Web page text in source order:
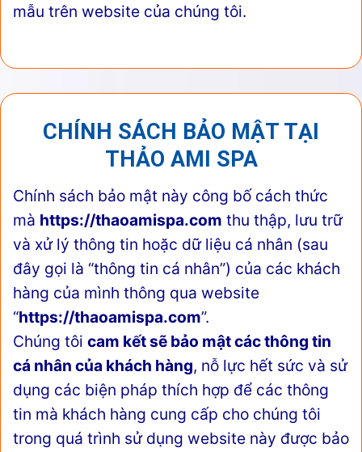
mẫu trên website của chúng tôi.
CHÍNH SÁCH BẢO MẬT TẠI
THẢO AMI SPA
Chính sách bảo mật này công bố cách thức
mà https://thaoamispa.com thu thập, lưu trữ
và xử lý thông tin hoặc dữ liệu cá nhân (sau
đây gọi là “thông tin cá nhân”) của các khách
hàng của mình thông qua website
“https://thaoamispa.com”.
Chúng tôi cam kết sẽ bảo mật các thông tin
cá nhân của khách hàng, nỗ lực hết sức và sử
dụng các biện pháp thích hợp để các thông
tin mà khách hàng cung cấp cho chúng tôi
trong quá trình sử dụng website này được bảo